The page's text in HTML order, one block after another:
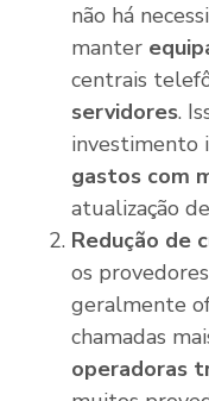
não há
manter
centrais
servidores.
investimento
gastos com
atualização
Redução de
os
geralmente
chamadas
operadoras